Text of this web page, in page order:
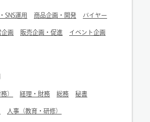
SNS運用 商品企画・開発 バイヤー
企画 販売企画・促進 イベント企画
） 経理・財務 総務 秘書
人事（教育・研修）